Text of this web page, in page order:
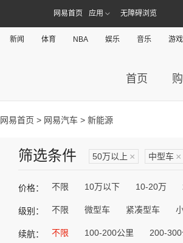
网易首页 应用 无障碍浏览
新闻 体育 NBA 娱乐 音乐 游戏
首页
网易首页 > 网易汽车 > 新能源
筛选条件 50万以上 × 中型车 ×
价格： 不限 10万以下 10-20万
级别： 不限 微型车 紧凑型车
续航： 不限 100-200公里 200-